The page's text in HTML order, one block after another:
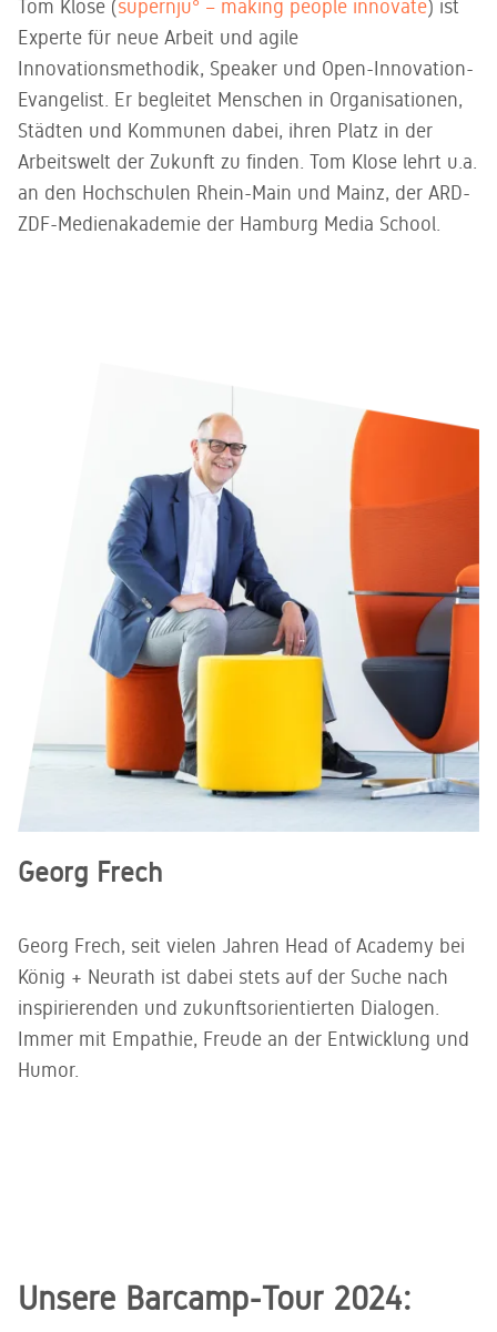
Tom Klose (supernju° – making people innovate) ist
Experte für neue Arbeit und agile
Innovationsmethodik, Speaker und Open-Innovation-
Evangelist. Er begleitet Menschen in Organisationen,
Städten und Kommunen dabei, ihren Platz in der
Arbeitswelt der Zukunft zu finden. Tom Klose lehrt u.a.
an den Hochschulen Rhein-Main und Mainz, der ARD-
ZDF-Medienakademie der Hamburg Media School.
Georg Frech
Georg Frech, seit vielen Jahren Head of Academy bei
König + Neurath ist dabei stets auf der Suche nach
inspirierenden und zukunftsorientierten Dialogen.
Immer mit Empathie, Freude an der Entwicklung und
Humor.
Unsere Barcamp-Tour 2024: